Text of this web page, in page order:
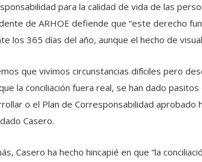
para la calidad de vida de las
de ARHOE defiende que “este derecho
los 365 días del año, aunque el hecho de
que vivimos circunstancias difíciles pero
la conciliación fuera real, se han dado
o el Plan de Corresponsabilidad aprobado
Casero.
Casero ha hecho hincapié en que “la